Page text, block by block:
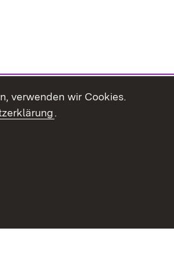
verwenden wir Cookies.
.